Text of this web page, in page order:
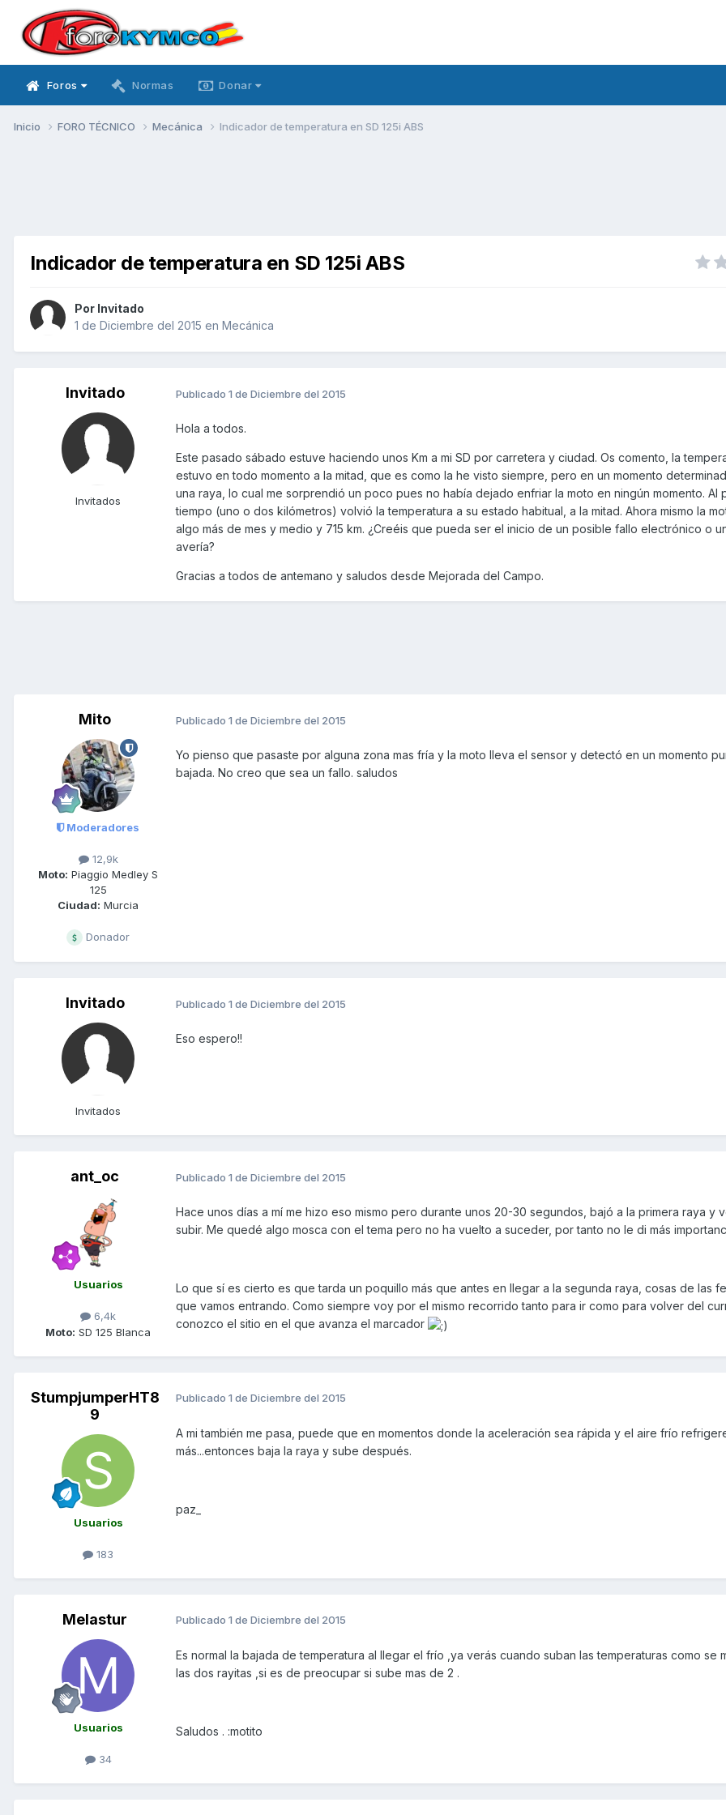
Foros Normas Donar
Inicio FORO TÉCNICO Mecánica Indicador de temperatura en SD 125i ABS
Indicador de temperatura en SD 125i ABS
Por Invitado
1 de Diciembre del 2015 en Mecánica
Invitado
Invitados
Publicado 1 de Diciembre del 2015
Hola a todos.
Este pasado sábado estuve haciendo unos Km a mi SD por carretera y ciudad. Os comento, la
estuvo en todo momento a la mitad, que es como la he visto siempre, pero en un momento
una raya, lo cual me sorprendió un poco pues no había dejado enfriar la moto en ningún momento. Al
tiempo (uno o dos kilómetros) volvió la temperatura a su estado habitual, a la mitad. Ahora mismo la
algo más de mes y medio y 715 km. ¿Creéis que pueda ser el inicio de un posible fallo electrónico o
avería?
Gracias a todos de antemano y saludos desde Mejorada del Campo.
Mito
Moderadores
12,9k
Moto: Piaggio Medley S
125
Ciudad: Murcia
Donador
Publicado 1 de Diciembre del 2015
Yo pienso que pasaste por alguna zona mas fría y la moto lleva el sensor y detectó en un momento
bajada. No creo que sea un fallo. saludos
Invitado
Invitados
Publicado 1 de Diciembre del 2015
Eso espero!!
ant_oc
Usuarios
6,4k
Moto: SD 125 Blanca
Publicado 1 de Diciembre del 2015
Hace unos días a mí me hizo eso mismo pero durante unos 20-30 segundos, bajó a la primera raya y
subir. Me quedé algo mosca con el tema pero no ha vuelto a suceder, por tanto no le di más
Lo que sí es cierto es que tarda un poquillo más que antes en llegar a la segunda raya, cosas de las
que vamos entrando. Como siempre voy por el mismo recorrido tanto para ir como para volver del
conozco el sitio en el que avanza el marcador
StumpjumperHT8
9
Usuarios
183
Publicado 1 de Diciembre del 2015
A mi también me pasa, puede que en momentos donde la aceleración sea rápida y el aire frío
más...entonces baja la raya y sube después.
paz_
Melastur
Usuarios
34
Publicado 1 de Diciembre del 2015
Es normal la bajada de temperatura al llegar el frío ,ya verás cuando suban las temperaturas como se
las dos rayitas ,si es de preocupar si sube mas de 2 .
Saludos . :motito